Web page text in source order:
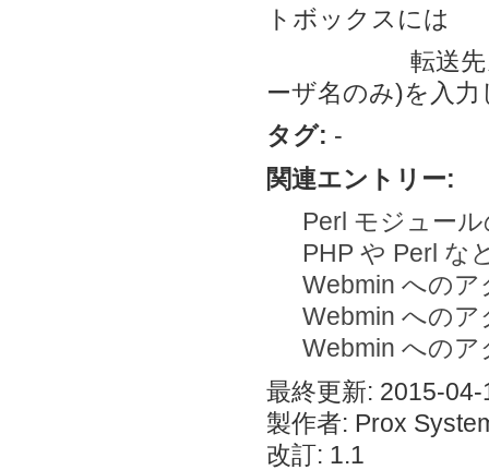
トボックスには
転送先メール
ーザ名のみ)を入力
タグ: -
関連エントリー:
Perl モジュー
PHP や Perl な
Webmin への
Webmin への
Webmin への
最終更新: 2015-
製作者: Prox
改訂: 1.1